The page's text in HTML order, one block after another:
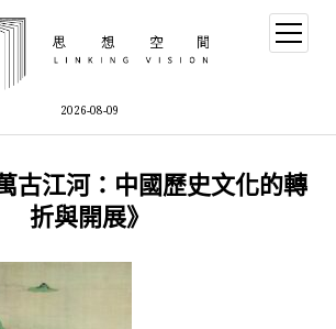
2026-08-09
open
menu
古江河：中國歷史文化的轉
折與開展》